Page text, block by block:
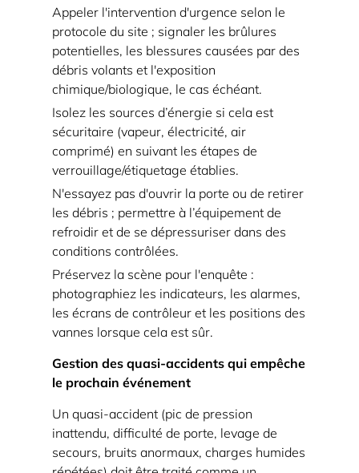
Appeler l'intervention d'urgence selon le
protocole du site ; signaler les brûlures
potentielles, les blessures causées par des
débris volants et l'exposition
chimique/biologique, le cas échéant.
Isolez les sources d’énergie si cela est
sécuritaire (vapeur, électricité, air
comprimé) en suivant les étapes de
verrouillage/étiquetage établies.
N'essayez pas d'ouvrir la porte ou de retirer
les débris ; permettre à l’équipement de
refroidir et de se dépressuriser dans des
conditions contrôlées.
Préservez la scène pour l'enquête :
photographiez les indicateurs, les alarmes,
les écrans de contrôleur et les positions des
vannes lorsque cela est sûr.
Gestion des quasi-accidents qui empêche
le prochain événement
Un quasi-accident (pic de pression
inattendu, difficulté de porte, levage de
secours, bruits anormaux, charges humides